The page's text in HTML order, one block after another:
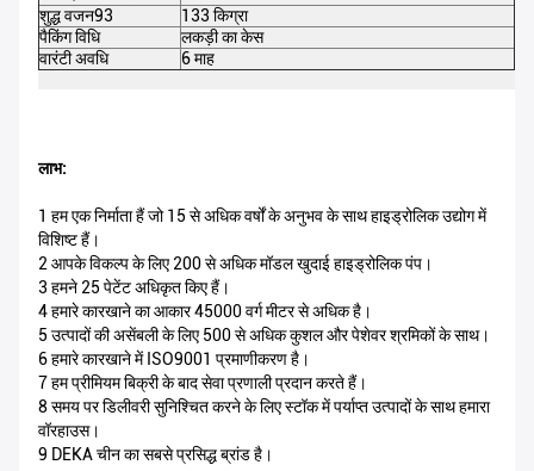
शुद्ध वजन93
133 किग्रा
पैकिंग विधि
लकड़ी का केस
वारंटी अवधि
6 माह
लाभ:
1 हम एक निर्माता हैं जो 15 से अधिक वर्षों के अनुभव के साथ हाइड्रोलिक उद्योग में
विशिष्ट हैं।
2 आपके विकल्प के लिए 200 से अधिक मॉडल खुदाई हाइड्रोलिक पंप।
3 हमने 25 पेटेंट अधिकृत किए हैं।
4 हमारे कारखाने का आकार 45000 वर्ग मीटर से अधिक है।
5 उत्पादों की असेंबली के लिए 500 से अधिक कुशल और पेशेवर श्रमिकों के साथ।
6 हमारे कारखाने में ISO9001 प्रमाणीकरण है।
7 हम प्रीमियम बिक्री के बाद सेवा प्रणाली प्रदान करते हैं।
8 समय पर डिलीवरी सुनिश्चित करने के लिए स्टॉक में पर्याप्त उत्पादों के साथ हमारा
वॉरहाउस।
9 DEKA चीन का सबसे प्रसिद्ध ब्रांड है।